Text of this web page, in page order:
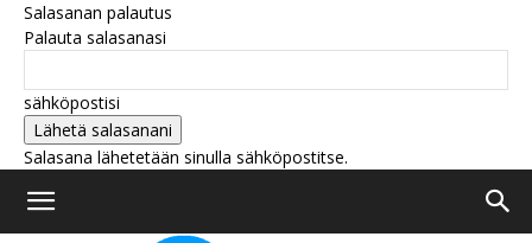
Salasanan palautus
Palauta salasanasi
sähköpostisi
Salasana lähetetään sinulla sähköpostitse.